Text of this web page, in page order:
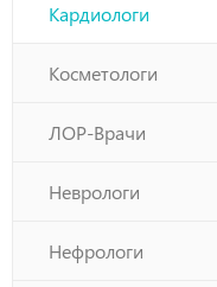
Кардиологи
Косметологи
ЛОР-Врачи
Неврологи
Нефрологи